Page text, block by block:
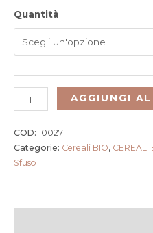
Quantità
AGGIUNGI
COD: 10027
Categorie: Cereali BIO, CEREALI
Sfuso